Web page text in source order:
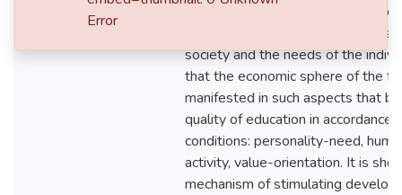
dc.description.abstract
economic behavior in various
the quality of education, it
society and the needs of the
that the economic sphere of the
manifested in such aspects that
quality of education in accordance
conditions: personality-need,
activity, value-orientation. It is
mechanism of stimulating
Error